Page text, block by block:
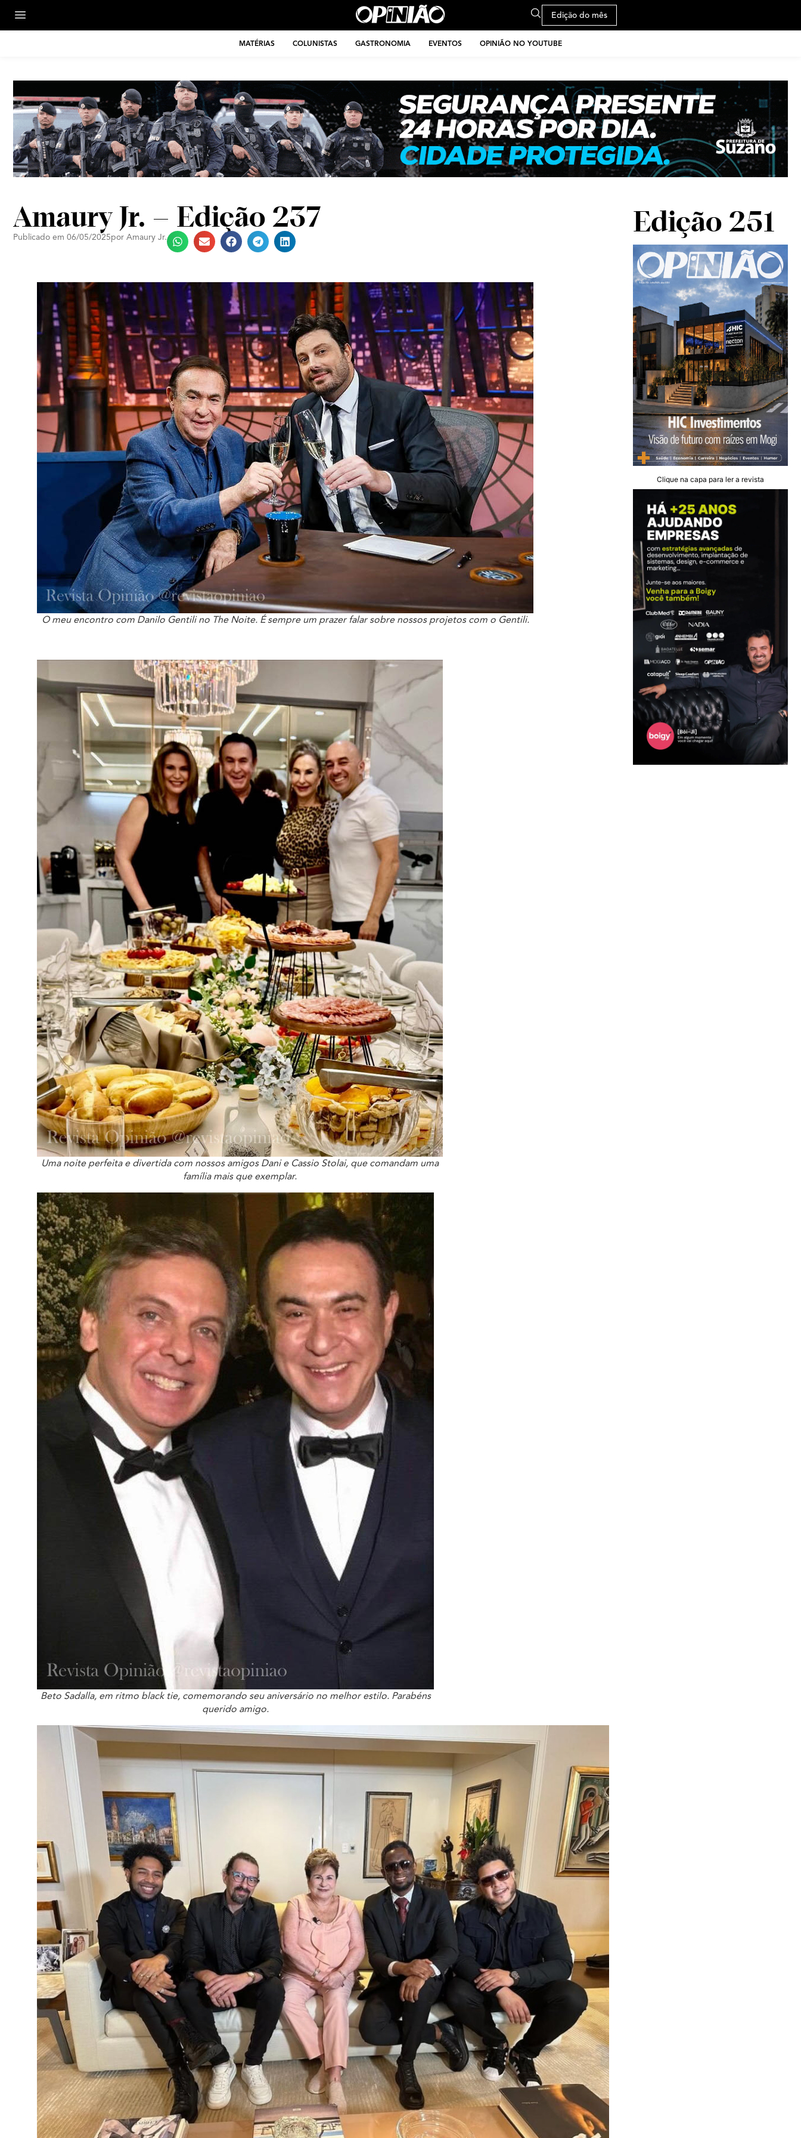
Edição do mês
MATÉRIAS COLUNISTAS GASTRONOMIA EVENTOS OPINIÃO NO YOUTUBE
Amaury Jr. – Edição 237
Publicado em 06/05/2025por Amaury Jr.
O meu encontro com Danilo Gentili no The Noite. É sempre um prazer falar sobre nossos projetos com o Gentili.
Uma noite perfeita e divertida com nossos amigos Dani e Cassio Stolai, que comandam uma
família mais que exemplar.
Beto Sadalla, em ritmo black tie, comemorando seu aniversário no melhor estilo. Parabéns
querido amigo.
Edição 251
Clique na capa para ler a revista